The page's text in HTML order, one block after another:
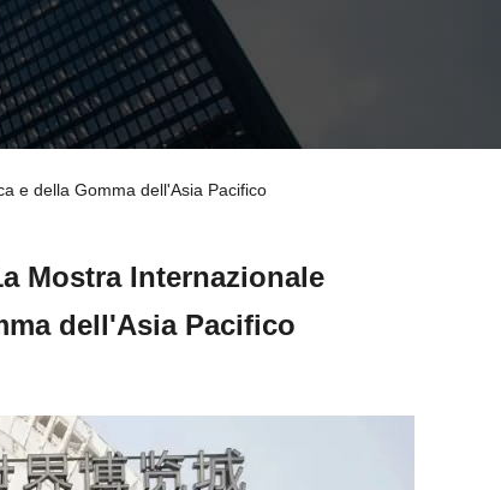
e della Gomma dell'Asia Pacifico
Mostra Internazionale
dell'Asia Pacifico